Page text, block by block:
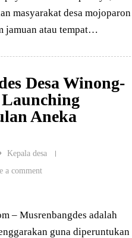
masyarakat desa mojoparon
jamuan atau tempat…
Desa Winong-
Aneka
Kepala desa
a comment
– Musrenbangdes adalah
guna diperuntukan